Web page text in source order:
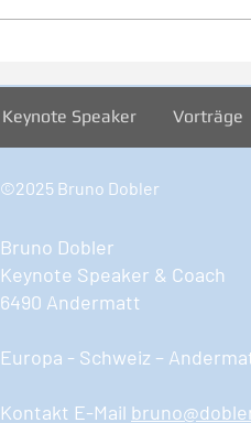
Keynote Speaker Vorträge
©2025 Bruno Dobler
Bruno Dobler
Keynote Speaker & Coach
6490 Andermatt
Europa - Schweiz –
Kontakt E-Mail